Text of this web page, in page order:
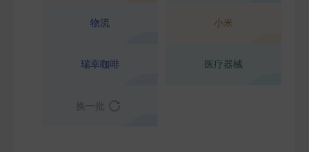
物流 小米
瑞幸咖啡 医疗器械
换一批